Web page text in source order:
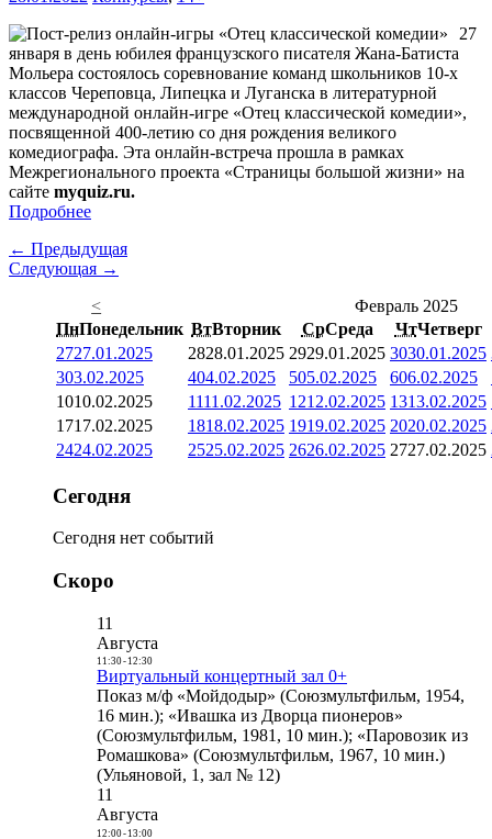
27
января в день юбилея французского писателя Жана-Батиста
Мольера состоялось соревнование команд школьников 10-х
классов Череповца, Липецка и Луганска в литературной
международной онлайн-игре «Отец классической комедии»,
посвященной 400-летию со дня рождения великого
комедиографа. Эта онлайн-встреча прошла в рамках
Межрегионального проекта «Страницы большой жизни» на
сайте myquiz.ru.
Подробнее
← Предыдущая
Следующая →
<
Февраль 2025
ПнПонедельник ВтВторник СрСреда ЧтЧетверг
2727.01.2025 2828.01.2025 2929.01.2025 3030.01.2025
303.02.2025 404.02.2025 505.02.2025 606.02.2025
1010.02.2025 1111.02.2025 1212.02.2025 1313.02.2025
1717.02.2025 1818.02.2025 1919.02.2025 2020.02.2025
2424.02.2025 2525.02.2025 2626.02.2025 2727.02.2025
Сегодня
Сегодня нет событий
Скоро
11
Августа
11:30- 12:30
Виртуальный концертный зал 0+
Показ м/ф «Мойдодыр» (Союзмультфильм, 1954,
16 мин.); «Ивашка из Дворца пионеров»
(Союзмультфильм, 1981, 10 мин.); «Паровозик из
Ромашкова» (Союзмультфильм, 1967, 10 мин.)
(Ульяновой, 1, зал № 12)
11
Августа
12:00- 13:00